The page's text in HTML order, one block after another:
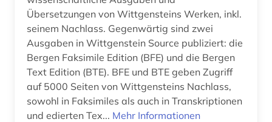
Übersetzungen von Wittgensteins Werken, inkl.
seinem Nachlass. Gegenwärtig sind zwei
Ausgaben in Wittgenstein Source publiziert: die
Bergen Faksimile Edition (BFE) und die Bergen
Text Edition (BTE). BFE und BTE geben Zugriff
auf 5000 Seiten von Wittgensteins Nachlass,
sowohl in Faksimiles als auch in Transkriptionen
und edierten Tex... Mehr Informationen